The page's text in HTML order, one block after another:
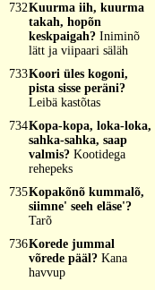
732Kuurma iih, kuurma
takah, hopõn
keskpaigah? Iniminõ
lätt ja viipaari säläh
733Koori üles kogoni,
pista sisse peräni?
Leibä kastõtas
734Kopa-kopa, loka-loka,
sahka-sahka, saap
valmis? Kootidega
rehepeks
735Kopakõnõ kummalõ,
siimne' seeh eläse'?
Tarõ
736Korede jummal
võrede pääl? Kana
havvup